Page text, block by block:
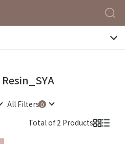
All Filters
Total of 2 Products